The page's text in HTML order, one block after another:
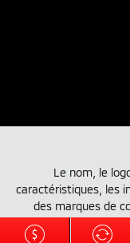
Le nom, le
caractéristiques, les
des marques de